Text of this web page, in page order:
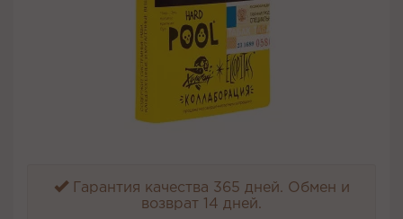
Гарантия качества 365 дней. Обмен и
возврат 14 дней.